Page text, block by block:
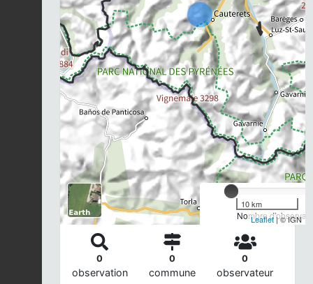
Nombre
10 km
Leaflet| © IGN
0
observation
0
commune
0
observateur